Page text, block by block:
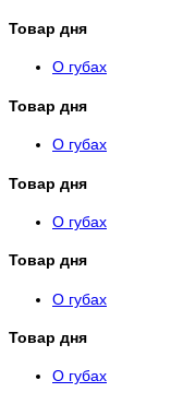
Товар дня
О губах
Товар дня
О губах
Товар дня
О губах
Товар дня
О губах
Товар дня
О губах